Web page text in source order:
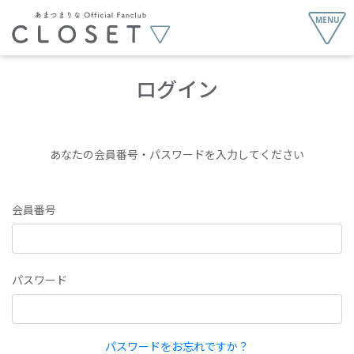
ログイン
あなたの会員番号・パスワードを入力してください
会員番号
パスワード
パスワードをお忘れですか？